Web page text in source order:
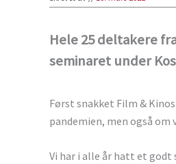
Hele 25 deltakere
seminaret under
Først snakket Film &
pandemien, men også
Vi har i alle år hatt et godt